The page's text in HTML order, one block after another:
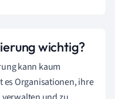
wichtig?
kann kaum
Organisationen, ihre